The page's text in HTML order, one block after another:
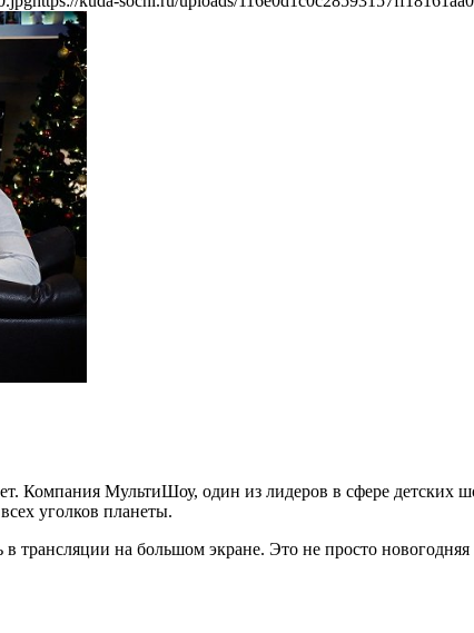
Компания МультиШоу, один из лидеров в сфере
уголков планеты.
трансляции на большом экране. Это не просто